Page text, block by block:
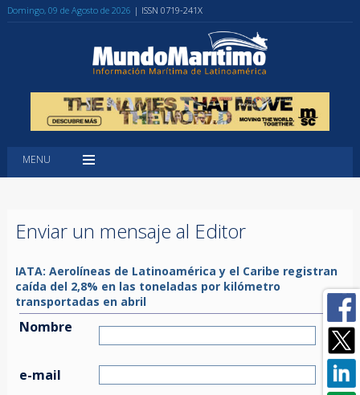
Domingo, 09 de Agosto de 2026 | ISSN 0719-241X
MENU
Enviar un mensaje al Editor
IATA: Aerolíneas de Latinoamérica y el Caribe registran
caída del 2,8% en las toneladas por kilómetro
transportadas en abril
Nombre
e-mail